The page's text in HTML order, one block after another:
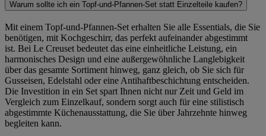
Warum sollte ich ein Topf-und-Pfannen-Set statt Einzelteile kaufen?
Mit einem Topf-und-Pfannen-Set erhalten Sie alle Essentials, die Sie
benötigen, mit Kochgeschirr, das perfekt aufeinander abgestimmt
ist. Bei Le Creuset bedeutet das eine einheitliche Leistung, ein
harmonisches Design und eine außergewöhnliche Langlebigkeit
über das gesamte Sortiment hinweg, ganz gleich, ob Sie sich für
Gusseisen, Edelstahl oder eine Antihaftbeschichtung entscheiden.
Die Investition in ein Set spart Ihnen nicht nur Zeit und Geld im
Vergleich zum Einzelkauf, sondern sorgt auch für eine stilistisch
abgestimmte Küchenausstattung, die Sie über Jahrzehnte hinweg
begleiten kann.